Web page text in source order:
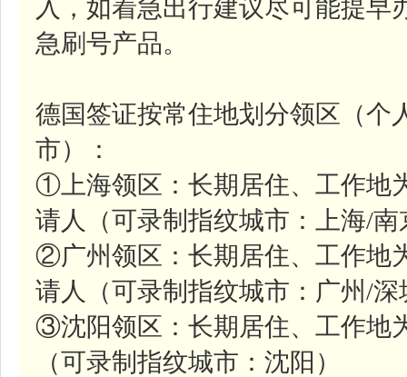
入，如着急出行建议尽可能提
急刷号产品。
德国签证按常住地划分领区（个
市）：
①上海领区：长期居住、工作地
请人（可录制指纹城市：上海/南
②广州领区：长期居住、工作地
请人（可录制指纹城市：广州/深
③沈阳领区：长期居住、工作地
（可录制指纹城市：沈阳）